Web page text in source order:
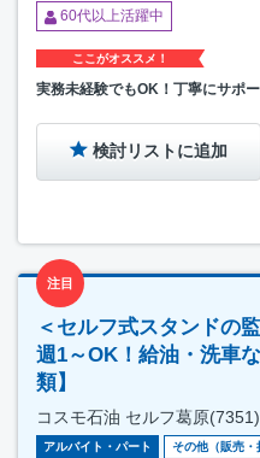
60代以上活躍中
ここがオススメ！
実務未経験でもOK！丁寧にサポ
検討リストに追加
注目
＜セルフ式スタンドの
週1～OK！給油・洗車
類】
コスモ石油 セルフ葛原
アルバイト・パート その他（販売・